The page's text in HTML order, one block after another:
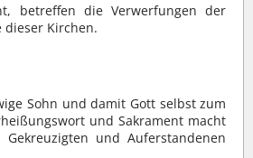
betreffen die Verwerfungen der
dieser Kirchen.
Sohn und damit Gott selbst zum
und Sakrament macht
und Auferstandenen